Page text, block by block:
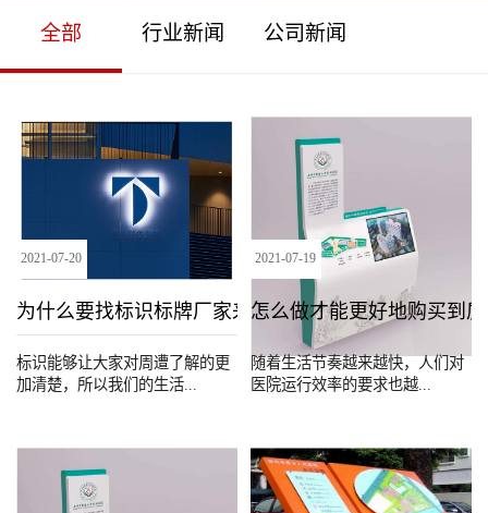
全部 行业新闻 公司新闻
2021-07-20
为什么要找标识标牌厂家‍来制作标示牌？
标识能够让大家对周遭了解的更
加清楚，所以我们的生活...
2021-07-19
怎么做才能更好地购买到
随着生活节奏越来越快，人们对
医院运行效率的要求也越...